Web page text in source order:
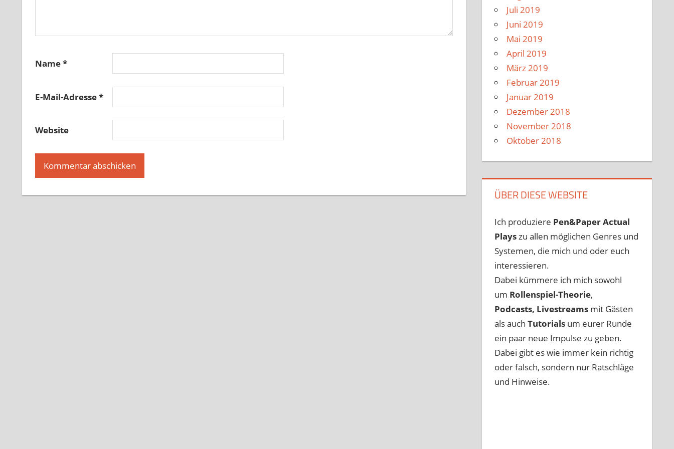
Name*
E-Mail-Adresse*
Website
Juli 2019
Juni 2019
Mai 2019
April 2019
März 2019
Februar 2019
Januar 2019
Dezember 2018
November 2018
Oktober 2018
ÜBER DIESE WEBSITE
Ich produziere Pen&PaperActual
Playszu allen möglichen Genres und
Systemen, die mich und oder euch
interessieren.
Dabei kümmere ich mich sowohl
um Rollenspiel-Theorie,
Podcasts, Livestreams mit Gästen
als auchTutorials um eurer Runde
ein paar neue Impulse zu geben.
Dabei gibt es wie immer kein richtig
oder falsch, sondern nur Ratschläge
und Hinweise.